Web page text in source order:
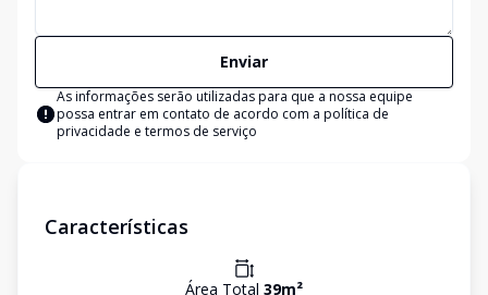
Enviar
As informações serão utilizadas para que a nossa equipe
possa entrar em contato de acordo com a política de
privacidade e termos de serviço
Características
Área Total 39m²